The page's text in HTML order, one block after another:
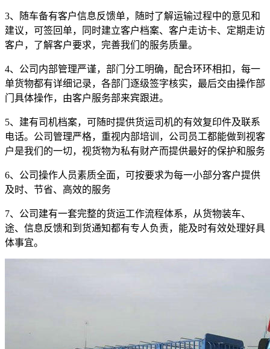
3、随车备有客户信息反馈单，随时了解运输过程中的意见和
建议，可签回单，同时建立客户档案、客户走访卡、定期走访
客户，了解客户要求，完善我们的服务质量。
4、公司内部管理严谨，部门分工明确，配合环环相扣，每一
单货物都有详细记录，各部门逐级签字核实，最后交由操作部
门具体操作，由客户服务部来宾跟进。
5、建有司机档案，可随时提供货运司机的有效复印件及联系
电话。公司管理严格，重视内部培训，公司员工都能做到视客
户是我们的一切，视货物为私有财产而提供最好的保护和服务
6、公司操作人员素质全面，可按要求为每一小部分客户提供
及时、节省、高效的服务
7、公司建有一套完整的货运工作流程体系，从货物装车、
途、信息反馈和到货通知都有专人负责，能及时有效处理好具
体事宜。